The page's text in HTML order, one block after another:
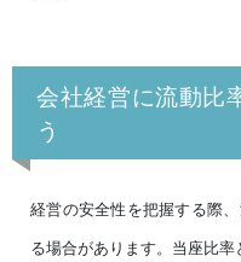
会社経営に流動比
う
経営の安全性を把握する際
る場合があります。当座比